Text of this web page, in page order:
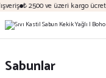
₺ 2500 ve üzeri kargo
Sabunlar